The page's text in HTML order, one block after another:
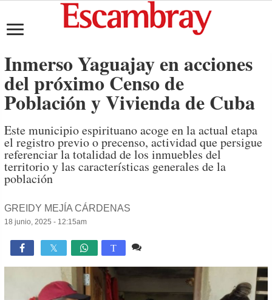
Inmerso Yaguajay en acciones
del próximo Censo de
Población y Vivienda de Cuba
Este municipio espirituano acoge en la actual etapa
el registro previo o precenso, actividad que persigue
referenciar la totalidad de los inmuebles del
territorio y las características generales de la
población
GREIDY MEJÍA CÁRDENAS
18 junio, 2025 - 12:15am
 T